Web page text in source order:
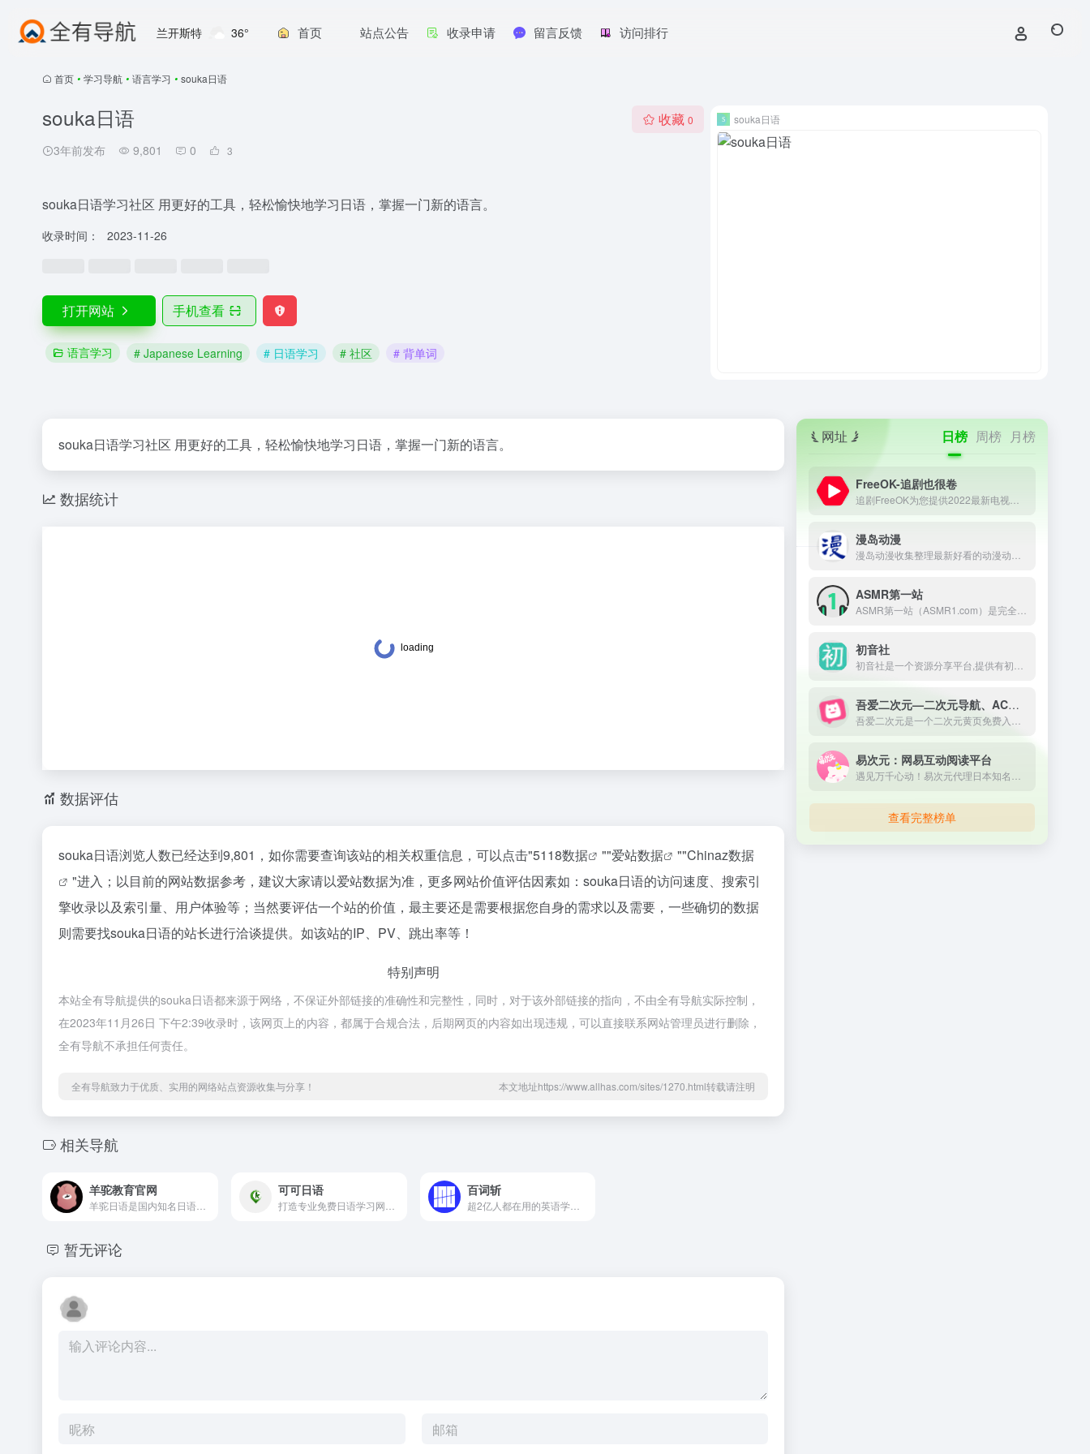
兰开斯特 36° 首页 站点公告 收录申请 留言反馈 访问排行
首页 • 学习导航 • 语言学习 • souka日语
souka日语
3年前发布 9,801 0 3
收藏 0
souka日语学习社区 用更好的工具，轻松愉快地学习日语，掌握一门新的语言。
收录时间： 2023-11-26
打开网站 手机查看
语言学习 # Japanese Learning # 日语学习 # 社区 # 背单词
souka日语
souka日语学习社区 用更好的工具，轻松愉快地学习日语，掌握一门新的语言。
数据统计
数据评估
souka日语浏览人数已经达到9,801，如你需要查询该站的相关权重信息，可以点击"5118数据 ""爱站数据 ""Chinaz数据
"进入；以目前的网站数据参考，建议大家请以爱站数据为准，更多网站价值评估因素如：souka日语的访问速度、搜索引
擎收录以及索引量、用户体验等；当然要评估一个站的价值，最主要还是需要根据您自身的需求以及需要，一些确切的数据
则需要找souka日语的站长进行洽谈提供。如该站的IP、PV、跳出率等！
特别声明
本站全有导航提供的souka日语都来源于网络，不保证外部链接的准确性和完整性，同时，对于该外部链接的指向，不由全有导航实际控制，
在2023年11月26日 下午2:39收录时，该网页上的内容，都属于合规合法，后期网页的内容如出现违规，可以直接联系网站管理员进行删除，
全有导航不承担任何责任。
全有导航致力于优质、实用的网络站点资源收集与分享！ 本文地址https://www.allhas.com/sites/1270.html转载请注明
相关导航
羊驼教育官网 可可日语 百词斩
超2亿人都在用的英语学习大杀器！致力于为你解决背单词难题，独创图背单词学习法，趣味学英语；内涵海量词库，覆盖全年龄段词汇需求；配备单词全解，发音例句辅助学习。
暂无评论
网址 日榜 周榜 月榜
FreeOK-追剧也很卷
漫岛动漫
ASMR第一站
初音社
吾爱二次元—二次元导航、ACG导航、宅男导航
易次元：网易互动阅读平台
查看完整榜单